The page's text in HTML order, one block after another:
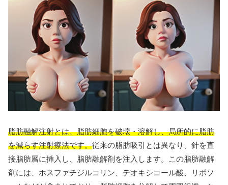
脂肪融解注射とは、脂肪細胞を破壊・溶解し、局所的に脂肪
を減らす注射療法です。従来の脂肪吸引とは異なり、針を直
接脂肪層に挿入し、脂肪融解剤を注入します。この脂肪融解
剤には、ホスファチジルコリン、デオキシコール酸、リポソ